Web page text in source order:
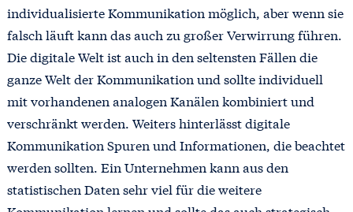
individualisierte Kommunikation möglich, aber wenn sie
falsch läuft kann das auch zu großer Verwirrung führen.
Die digitale Welt ist auch in den seltensten Fällen die
ganze Welt der Kommunikation und sollte individuell
mit vorhandenen analogen Kanälen kombiniert und
verschränkt werden. Weiters hinterlässt digitale
Kommunikation Spuren und Informationen, die beachtet
werden sollten. Ein Unternehmen kann aus den
statistischen Daten sehr viel für die weitere